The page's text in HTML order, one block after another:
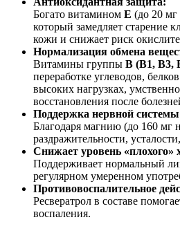
Богато витамином E (до 20 мг
который замедляет старение
кожи и снижает риск
Нормализация обмена
Витамины группы B (B1, B3,
переработке углеводов,
высоких нагрузках,
восстановления после
Поддержка нервной
Благодаря магнию (до 160 мг
раздражительности,
Снижает уровень
Поддерживает нормальный
регулярном умеренном
Противовоспалительное
Ресвератрол в составе
воспаления.